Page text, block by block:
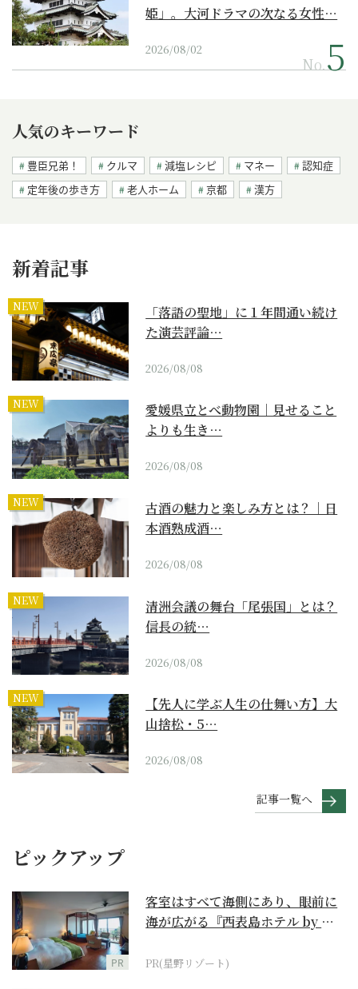
姫」。大河ドラマの次なる女性…
2026/08/02
No.
人気のキーワード
豊臣兄弟！ クルマ 減塩レシピ マネー
認知症
定年後の歩き方
老人ホーム 京都 漢方
新着記事
NEW
「落語の聖地」に１年間通い続け
た演芸評論…
2026/08/08
NEW
愛媛県立とべ動物園｜見せること
よりも生き…
2026/08/08
NEW
古酒の魅力と楽しみ方とは？｜日
本酒熟成酒…
2026/08/08
NEW
清洲会議の舞台「尾張国」とは？
信長の統…
2026/08/08
NEW
【先人に学ぶ人生の仕舞い方】大
山捨松・5…
2026/08/08
記事一覧へ
ピックアップ
PR
客室はすべて海側にあり、眼前に
海が広がる『西表島ホテル by 星
PR(星野リゾート)